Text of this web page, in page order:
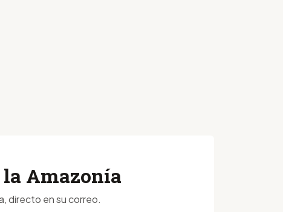
Amazonía
directo en su correo.